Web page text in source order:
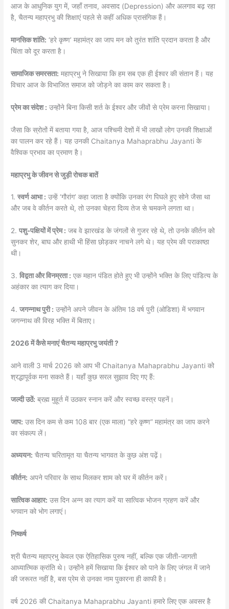
आज के आधुनिक युग में, जहाँ तनाव, अवसाद (Depression) और अलगाव बढ़ रहा
है, चैतन्य महाप्रभु की शिक्षाएं पहले से कहीं अधिक प्रासंगिक हैं।
मानसिक शांति: ‘हरे कृष्ण’ महामंत्र का जाप मन को तुरंत शांति प्रदान करता है और
चिंता को दूर करता है।
सामाजिक समरसता: महाप्रभु ने सिखाया कि हम सब एक ही ईश्वर की संतान हैं। यह
विचार आज के विभाजित समाज को जोड़ने का काम कर सकता है।
प्रेम का संदेश : उन्होंने बिना किसी शर्त के ईश्वर और जीवों से प्रेम करना सिखाया।
जैसा कि स्रोतों में बताया गया है, आज पश्चिमी देशों में भी लाखों लोग उनकी शिक्षाओं
का पालन कर रहे हैं। यह उनकी Chaitanya Mahaprabhu Jayanti के
वैश्विक प्रभाव का प्रमाण है।
महाप्रभु के जीवन से जुड़ी रोचक बातें
1.स्वर्ण आभा : उन्हें ‘गौरांग’ कहा जाता है क्योंकि उनका रंग पिघले हुए सोने जैसा था
और जब वे कीर्तन करते थे, तो उनका चेहरा दिव्य तेज से चमकने लगता था।
2.पशु-पक्षियों में प्रेम : जब वे झारखंड के जंगलों से गुजर रहे थे, तो उनके कीर्तन को
सुनकर शेर, बाघ और हाथी भी हिंसा छोड़कर नाचने लगे थे। यह प्रेम की पराकाष्ठा
थी।
3.विद्वता और विनम्रता : एक महान पंडित होते हुए भी उन्होंने भक्ति के लिए पांडित्य के
अहंकार का त्याग कर दिया।
4.जगन्नाथ पुरी : उन्होंने अपने जीवन के अंतिम 18 वर्ष पुरी (ओडिशा) में भगवान
जगन्नाथ की विरह भक्ति में बिताए।
2026 में कैसे मनाएं चैतन्य महाप्रभु जयंती ?
आने वाली 3 मार्च 2026 को आप भी Chaitanya Mahaprabhu Jayanti को
श्रद्धापूर्वक मना सकते हैं। यहाँ कुछ सरल सुझाव दिए गए हैं:
जल्दी उठें: ब्रह्म मुहूर्त में उठकर स्नान करें और स्वच्छ वस्त्र पहनें।
जाप: उस दिन कम से कम 108 बार (एक माला) “हरे कृष्ण” महामंत्र का जाप करने
का संकल्प लें।
अध्ययन: चैतन्य चरितामृत या चैतन्य भागवत के कुछ अंश पढ़ें।
कीर्तन: अपने परिवार के साथ मिलकर शाम को घर में कीर्तन करें।
सात्विक आहार: उस दिन अन्न का त्याग करें या सात्विक भोजन ग्रहण करें और
भगवान को भोग लगाएं।
निष्कर्ष
श्री चैतन्य महाप्रभु केवल एक ऐतिहासिक पुरुष नहीं, बल्कि एक जीती-जागती
आध्यात्मिक क्रांति थे। उन्होंने हमें सिखाया कि ईश्वर को पाने के लिए जंगल में जाने
की जरूरत नहीं है, बस प्रेम से उनका नाम पुकारना ही काफी है।
वर्ष 2026 की Chaitanya Mahaprabhu Jayanti हमारे लिए एक अवसर है